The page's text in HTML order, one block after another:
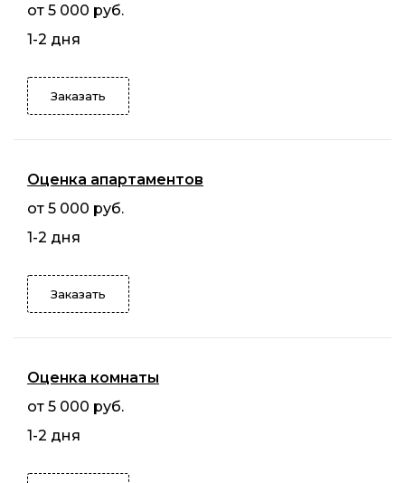
от 5 000 руб.
1-2 дня
Заказать
Оценка апартаментов
от 5 000 руб.
1-2 дня
Заказать
Оценка комнаты
от 5 000 руб.
1-2 дня